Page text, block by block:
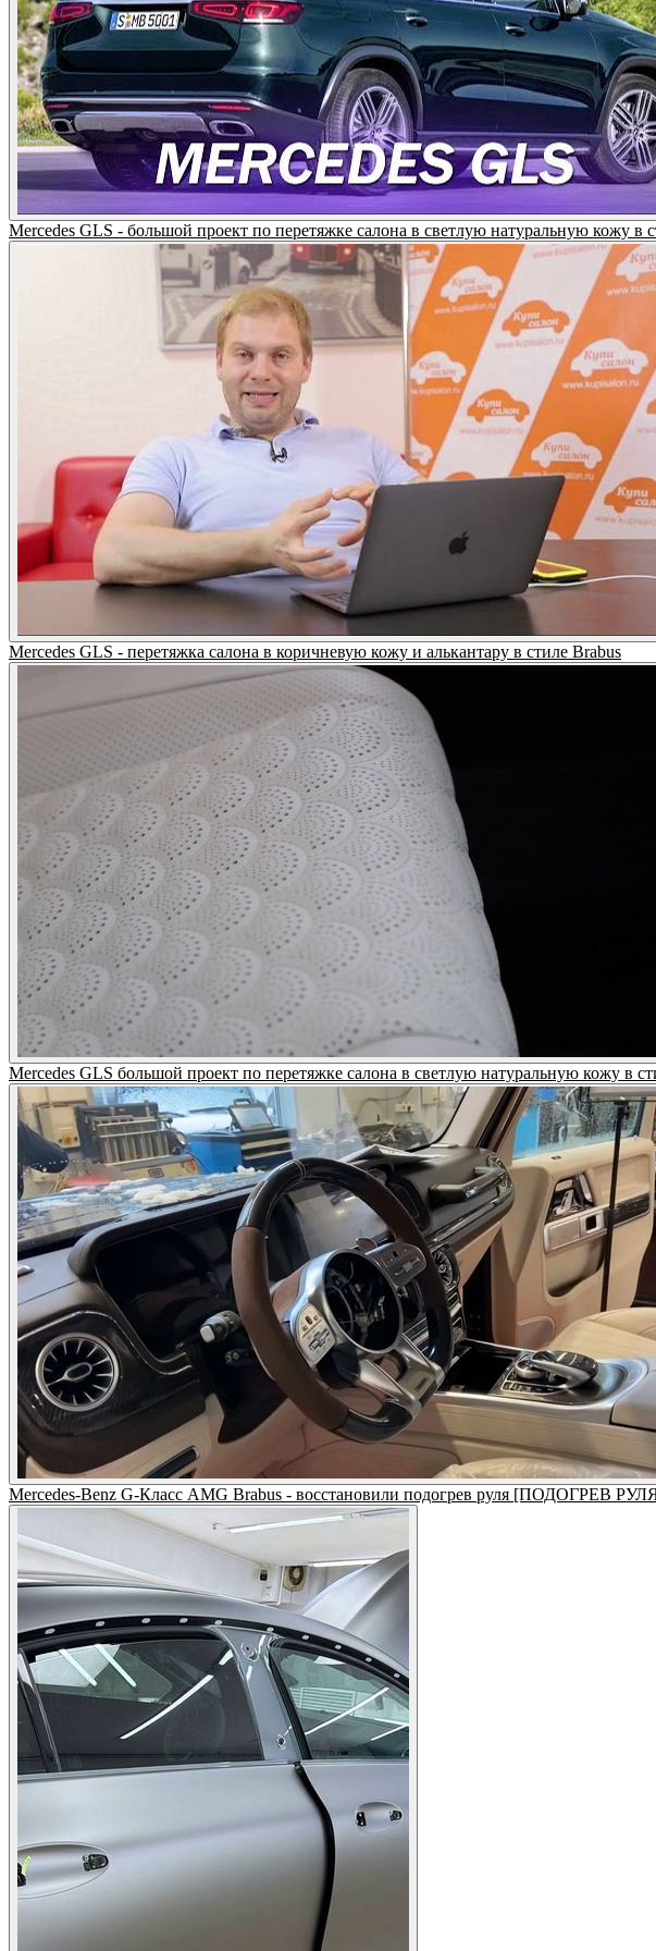
Mercedes GLS - большой проект по перетяжке салона в светлую натуральную кожу в
Mercedes GLS - перетяжка салона в коричневую кожу и алькантару в стиле Brabus
Mercedes GLS большой проект по перетяжке салона в светлую натуральную кожу в
Mercedes-Benz G-Класс AMG Brabus - восстановили подогрев руля [ПОДОГРЕВ